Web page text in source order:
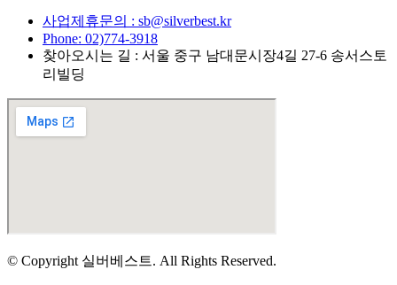
사업제휴문의 : sb@silverbest.kr
Phone: 02)774-3918
찾아오시는 길 : 서울 중구 남대문시장4길 27-6 송서스토
리빌딩
© Copyright 실버베스트. All Rights Reserved.